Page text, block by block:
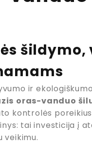
ir
oras-vanduo
kontrolės
tai investicija į
veikimu.